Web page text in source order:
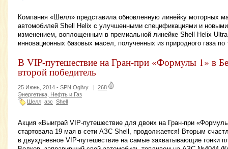
Компания «Шелл» представила обновленную линейку моторных
автомобилей Shell Helix с улучшенными спецификациями и
изменением, воплощенным в премиальной линейке Shell Helix
инновационных базовых масел, полученных из природного газа по
В VIP-путешествие на Гран-при «Формулы 1» в
второй победитель
25 Июнь, 2014 - SPN Ogilvy | 268
Энергетика, Нефть и Газ
Шелл азс Shell
Акция «Выиграй VIP-путешествие для двоих на Гран-при
стартовала 19 мая в сети АЗС Shell, продолжается! Вторым
в двухдневное VIP-путешествие на самые захватывающие гонки